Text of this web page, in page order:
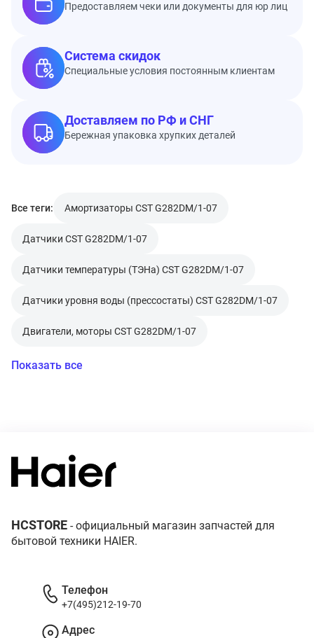
Предоставляем чеки или документы для юр лиц
Система скидок
Специальные условия постоянным клиентам
Доставляем по РФ и СНГ
Бережная упаковка хрупких деталей
Все теги: Амортизаторы CST G282DM/1-07
Датчики CST G282DM/1-07
Датчики температуры (ТЭНа) CST G282DM/1-07
Датчики уровня воды (прессостаты) CST G282DM/1-07
Двигатели, моторы CST G282DM/1-07
Показать все
HCSTORE - официальный магазин запчастей для
бытовой техники HAIER.
Телефон
+7(495)212-19-70
Адрес